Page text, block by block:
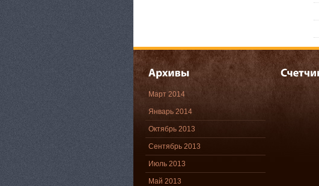
Март 2014
Январь 2014
Октябрь 2013
Сентябрь 2013
Июль 2013
Май 2013